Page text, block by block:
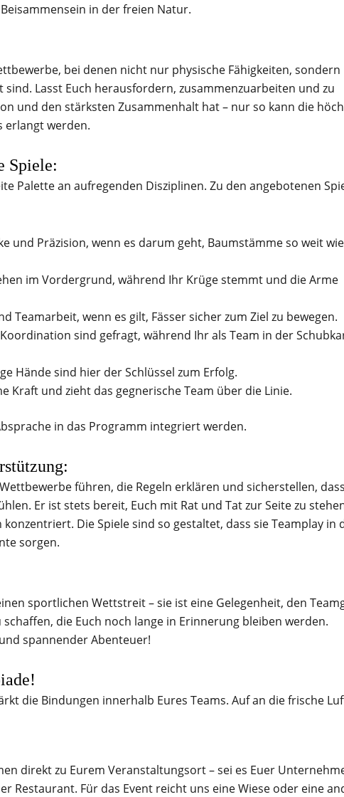
in der freien Natur.
bei denen nicht nur physische Fähigkeiten, sondern
sind. Lasst Euch herausfordern, zusammenzuarbeiten und zu
und den stärksten Zusammenhalt hat – nur so kann die
erlangt werden.
Spiele:
Palette an aufregenden Disziplinen. Zu den angebotenen
und Präzision, wenn es darum geht, Baumstämme so weit wie
im Vordergrund, während Ihr Krüge stemmt und die Arme
Teamarbeit, wenn es gilt, Fässer sicher zum Ziel zu bewegen.
sind gefragt, während Ihr als Team in der
Hände sind hier der Schlüssel zum Erfolg.
Kraft und zieht das gegnerische Team über die Linie.
in das Programm integriert werden.
führen, die Regeln erklären und sicherstellen, dass
Er ist stets bereit, Euch mit Rat und Tat zur Seite zu
Die Spiele sind so gestaltet, dass sie Teamplay in
sorgen.
sportlichen Wettstreit – sie ist eine Gelegenheit, den
die Euch noch lange in Erinnerung bleiben werden.
spannender Abenteuer!
die Bindungen innerhalb Eures Teams. Auf an die frische
direkt zu Eurem Veranstaltungsort – sei es Euer
Restaurant. Für das Event reicht uns eine Wiese oder eine